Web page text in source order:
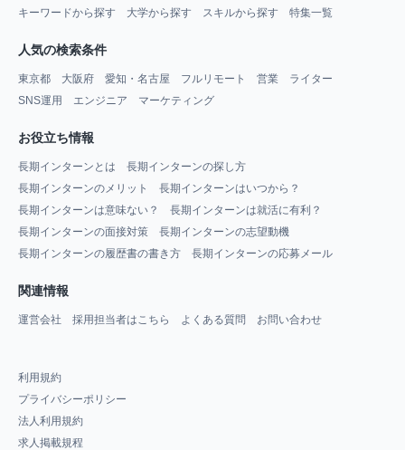
キーワードから探す
大学から探す スキルから探す 特集一覧
人気の検索条件
東京都 大阪府 愛知・名古屋 フルリモート 営業
ライター
SNS運用
エンジニア マーケティング
お役立ち情報
長期インターンとは
長期インターンの探し方
長期インターンのメリット
長期インターンはいつから？
長期インターンは意味ない？
長期インターンは就活に有利？
長期インターンの面接対策
長期インターンの志望動機
長期インターンの履歴書の書き方
長期インターンの応募メール
関連情報
運営会社 採用担当者はこちら よくある質問 お問い合わせ
利用規約
プライバシーポリシー
法人利用規約
求人掲載規程